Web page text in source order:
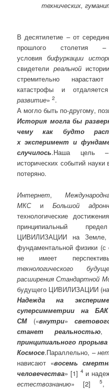
технических,
В десятилетие – от
прошлого столетия –
условиябифуркации
свидетели реальной
стремительно
катастрофы и
развитие»2.
А могло быть по-другому,
История могла бы
чему как будто
х эксперимент и
случилось.Наша цель –
исторических событий
потеряно.
Интернет,
МКСиБольшой
технологические
принципиальный
ЦИВИЛИЗАЦИИ на Земле,
фундаментальной физики (с
не имеет
технологического
расширения Стандартной
будущего ЦИВИЛИЗАЦИИ
Надежда на
суперсимметрии на
СМ («внутри»
станет реальностью,
принципиального
Космосе.Параллельно, –
нависают «восемь
человечества» [1] 4и
естествознанию» [2] 5,